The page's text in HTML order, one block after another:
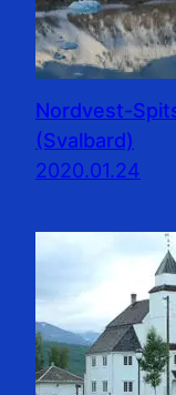
Nordvest-
(Svalbard)
2020.01.24